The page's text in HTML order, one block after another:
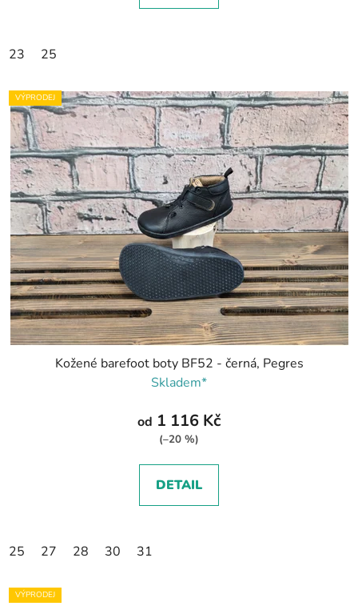
23 25
VÝPRODEJ
Kožené barefoot boty BF52 - černá, Pegres
Skladem*
od 1 116 Kč
(–20 %)
DETAIL
25 27 28 30 31
VÝPRODEJ